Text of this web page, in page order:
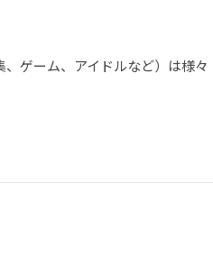
ゲーム、アイドルなど）は様